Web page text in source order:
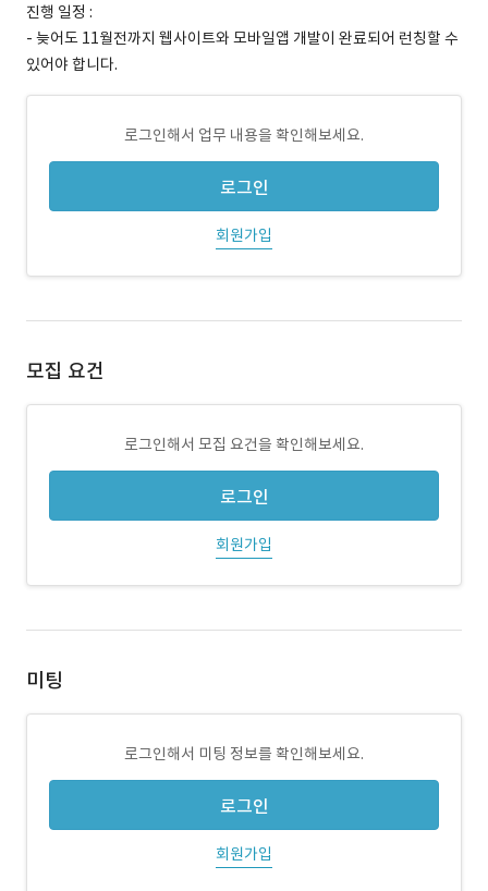
진행 일정 :
- 늦어도 11월전까지 웹사이트와 모바일앱 개발이 완료되어 런칭할 수
있어야 합니다.
로그인해서 업무 내용을 확인해보세요.
로그인
회원가입
모집 요건
로그인해서 모집 요건을 확인해보세요.
로그인
회원가입
미팅
로그인해서 미팅 정보를 확인해보세요.
로그인
회원가입